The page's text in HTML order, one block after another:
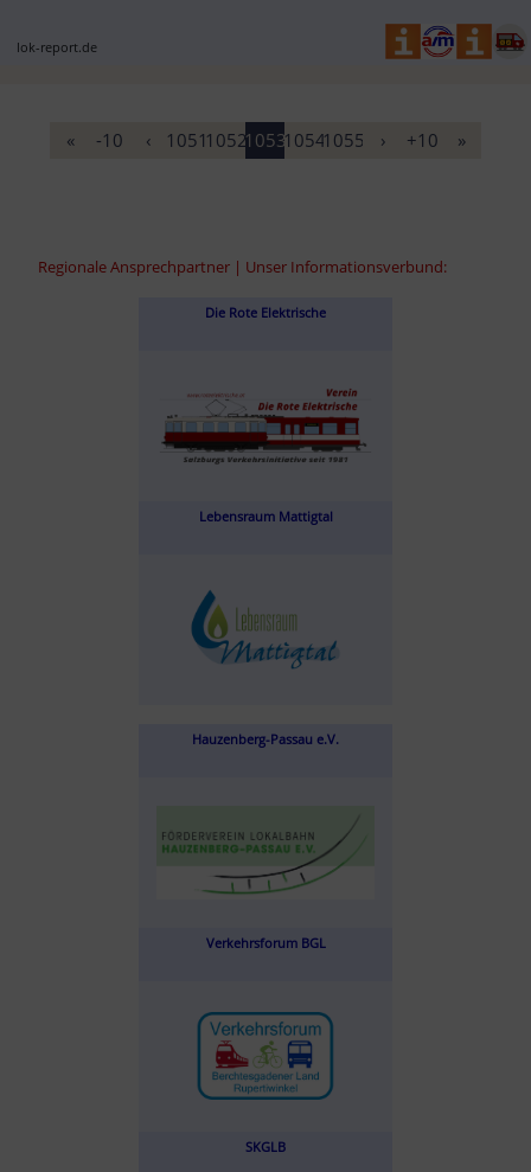
lok-report.de
« -10 ‹ 10511052105310541055 › +10 »
Regionale Ansprechpartner | Unser Informationsverbund:
Die Rote Elektrische
Lebensraum Mattigtal
Hauzenberg-Passau e.V.
Verkehrsforum BGL
SKGLB